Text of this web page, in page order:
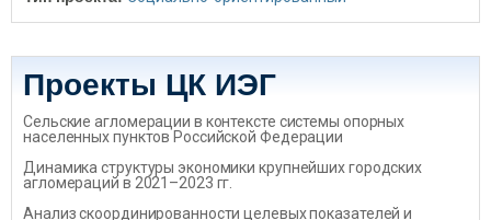
Проекты ЦК ИЭГ
Сельские агломерации в контексте системы опорных
населенных пунктов Российской Федерации
Динамика структуры экономики крупнейших городских
агломераций в 2021–2023 гг.
Анализ скоординированности целевых показателей и